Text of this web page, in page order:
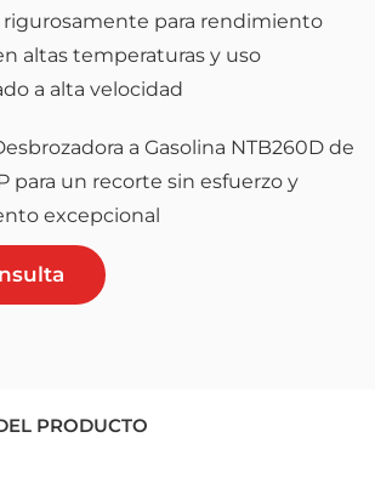
rigurosamente para rendimiento
altas temperaturas y uso
a alta velocidad
a Gasolina NTB260D de
para un recorte sin esfuerzo y
excepcional
PRODUCTO